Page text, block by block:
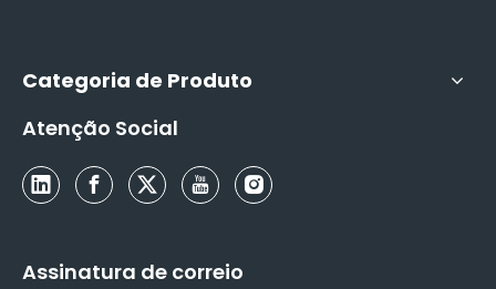
Categoria de Produto
Atenção Social
Assinatura de correio